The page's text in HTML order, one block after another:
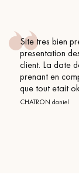
Site tres bien
presentation
client. La date
prenant en
que tout etait
CHATRON daniel